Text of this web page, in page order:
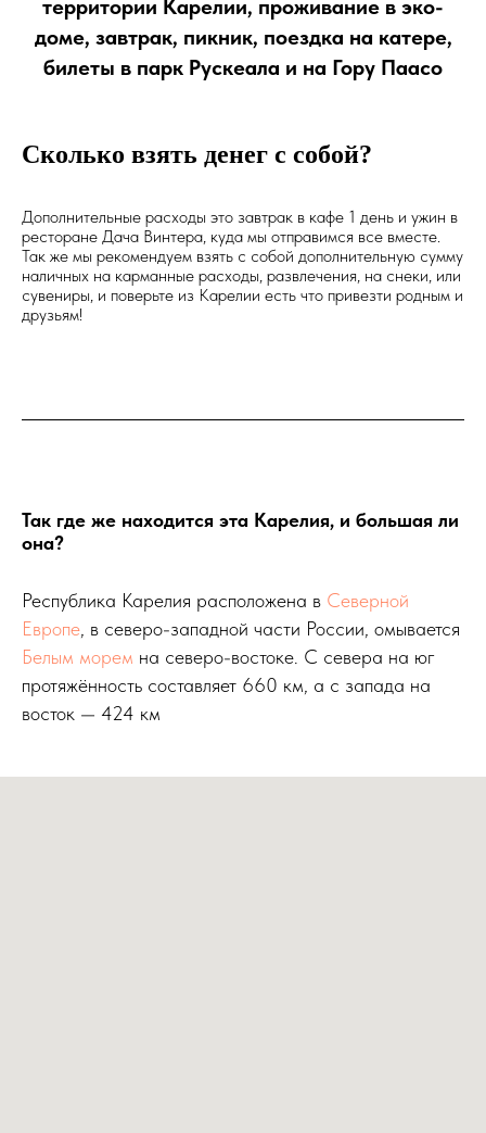
территории Карелии, проживание в эко-
доме, завтрак, пикник, поездка на катере,
билеты в парк Рускеала и на Гору Паасо
Сколько взять денег с собой?
Дополнительные расходы это завтрак в кафе 1 день и ужин в
ресторане Дача Винтера, куда мы отправимся все вместе.
Так же мы рекомендуем взять с собой дополнительную сумму
наличных на карманные расходы, развлечения, на снеки, или
сувениры, и поверьте из Карелии есть что привезти родным и
друзьям!
Так где же находится эта Карелия, и большая ли
она?
Республика Карелия расположена в Северной
Европе, в северо-западной части России, омывается
Белым морем на северо-востоке. С севера на юг
протяжённость составляет 660 км, а с запада на
восток — 424 км